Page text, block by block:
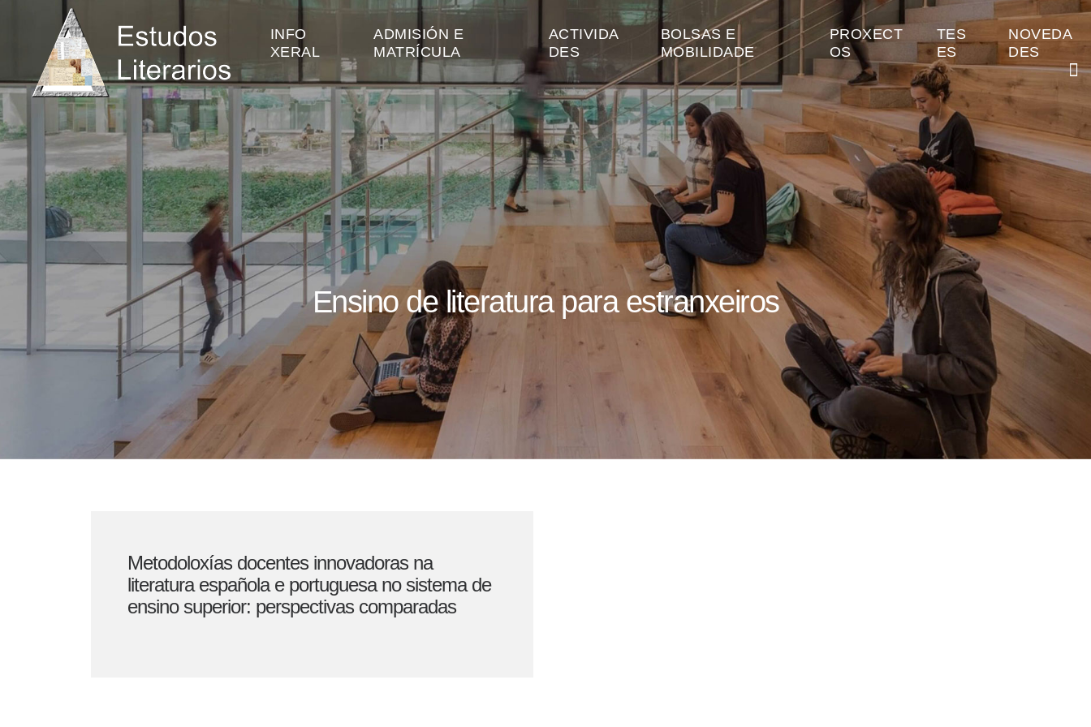
INFO
XERAL
ADMISIÓN E
MATRÍCULA
ACTIVIDA
DES
BOLSAS E
MOBILIDADE
PROXECT
OS
TES
ES
NOVEDA
DES
Ensino de literatura para estranxeiros
Metodoloxías docentes innovadoras na
literatura española e portuguesa no sistema de
ensino superior: perspectivas comparadas